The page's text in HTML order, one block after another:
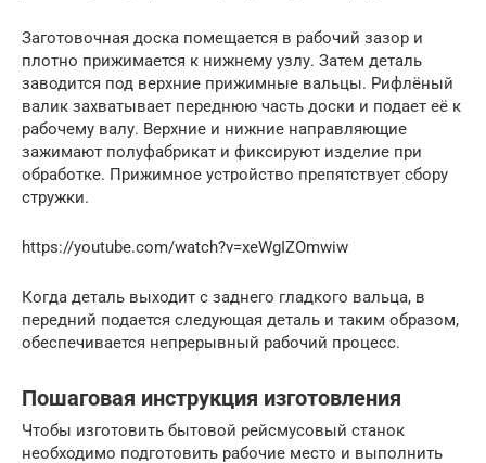
Заготовочная доска помещается в рабочий зазор и
плотно прижимается к нижнему узлу. Затем деталь
заводится под верхние прижимные вальцы. Рифлёный
валик захватывает переднюю часть доски и подает её к
рабочему валу. Верхние и нижние направляющие
зажимают полуфабрикат и фиксируют изделие при
обработке. Прижимное устройство препятствует сбору
стружки.
https://youtube.com/watch?v=xeWgIZOmwiw
Когда деталь выходит с заднего гладкого вальца, в
передний подается следующая деталь и таким образом,
обеспечивается непрерывный рабочий процесс.
Пошаговая инструкция изготовления
Чтобы изготовить бытовой рейсмусовый станок
необходимо подготовить рабочие место и выполнить